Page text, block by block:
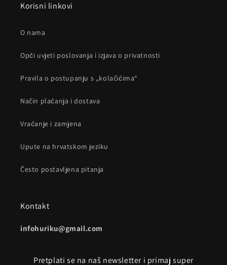
Korisni linkovi
O nama
Opći uvjeti poslovanja i izjava o privatnosti
Pravila o postupanju s „kolačićima“
Način plaćanja i dostava
Vraćanje i zamjena
Upute na hrvatskom jeziku
Često postavljena pitanja
Kontakt
infohuriku@gmail.com
Pretplati se na naš newsletter i primaj super